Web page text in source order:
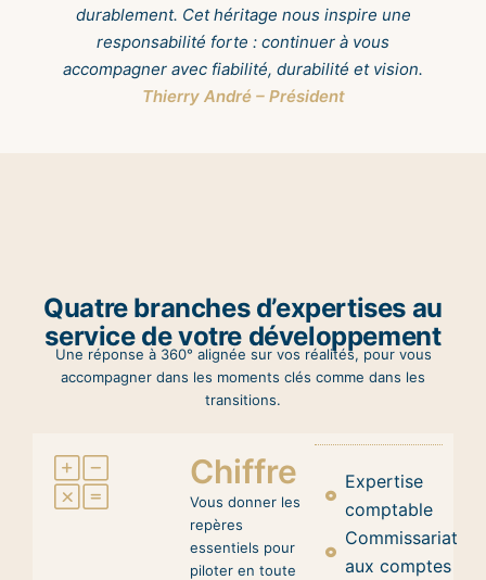
durablement. Cet héritage nous inspire une
responsabilité forte : continuer à vous
accompagner avec fiabilité, durabilité et vision.
Thierry André – Président
Quatre branches d’expertises au
service de votre développement
Une réponse à 360° alignée sur vos réalités, pour vous
accompagner dans les moments clés comme dans les
transitions.
Chiffre
Vous donner les
repères
essentiels pour
piloter en toute
Expertise
comptable
Commissariat
aux comptes